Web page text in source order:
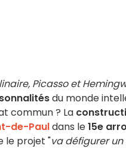
Picasso et
du monde
commun ? La
de-Pauldans le15e
le projet "va défigurer